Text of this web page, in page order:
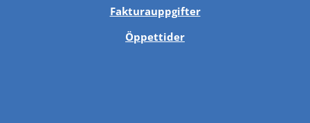
Fakturauppgifter
Öppettider